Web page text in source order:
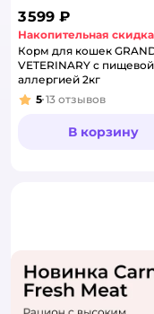
3 599 ₽
Накопительная скидка
Корм для кошек
VETERINARY с пищевой
аллергией 2кг
Рейтинг:
5 13 отзывов
В корзину